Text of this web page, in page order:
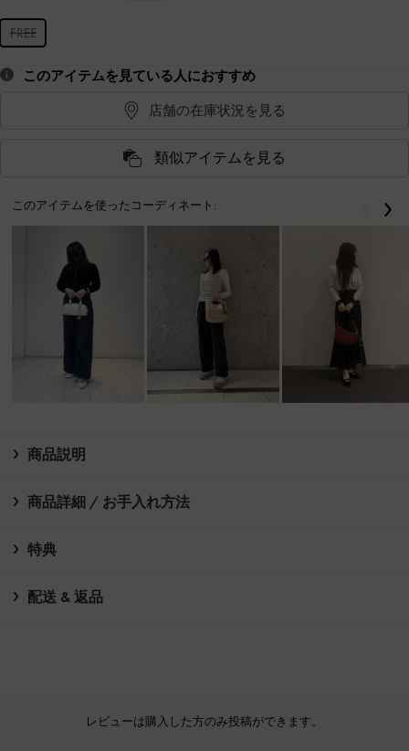
FREE
このアイテムを見ている人におすすめ
店舗の在庫状況を見る
類似アイテムを見る
このアイテムを使ったコーディネート: 戻る
商品説明
商品詳細 / お手入れ方法
特典
配送 & 返品
レビューは購入した方のみ投稿ができます。